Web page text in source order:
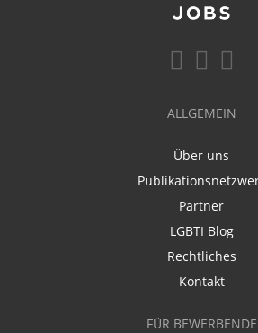
ALLGEMEIN
Über uns
Partner
LGBTI Blog
Rechtliches
Kontakt
FÜR BEWERBENDE